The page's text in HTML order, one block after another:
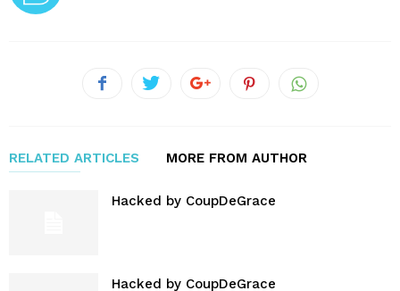
RELATED ARTICLES MORE FROM AUTHOR
Hacked by CoupDeGrace
Hacked by CoupDeGrace